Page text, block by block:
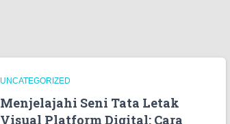
UNCATEGORIZED
Menjelajahi Seni Tata Letak
Visual Platform Digital: Cara